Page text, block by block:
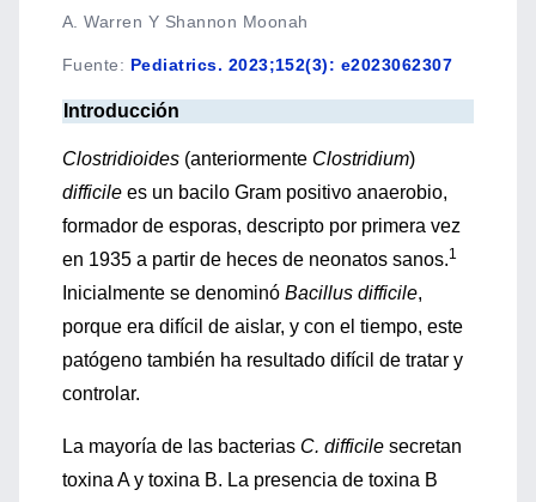
A. Warren Y Shannon Moonah
Fuente: Pediatrics. 2023;152(3): e2023062307
Introducción
Clostridioides (anteriormente Clostridium)
difficile es un bacilo Gram positivo anaerobio,
formador de esporas, descripto por primera vez
en 1935 a partir de heces de neonatos sanos.1
Inicialmente se denominó Bacillus difficile,
porque era difícil de aislar, y con el tiempo, este
patógeno también ha resultado difícil de tratar y
controlar.
La mayoría de las bacterias C. difficile secretan
toxina A y toxina B. La presencia de toxina B